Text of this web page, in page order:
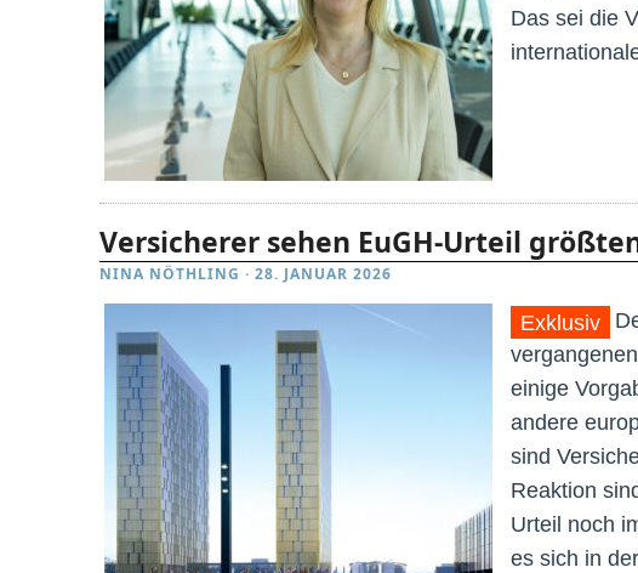
Das sei die
Versicherer sehen EuGH-Urteil
NINA NÖTHLING · 28. JANUAR 2026
Exklusiv
einige
andere
sind
Reaktion
Urteil noch
es sich in